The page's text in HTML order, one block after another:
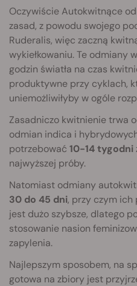
Oczywiście Autokwitnące
zasad, z powodu swojego
Ruderalis, więc zaczną
wykiełkowaniu. Te odmiany
godzin światła na czas
produktywne przy cyklach,
uniemożliwiłyby w ogóle
Zasadniczo kwitnienie trwa
odmian indica i
potrzebować 10-14 tygodni
najwyższej próby.
Natomiast odmiany
30 do 45 dni, przy czym ich
jest dużo szybsze, dlatego
stosowanie nasion
zapylenia.
Najlepszym sposobem, na
gotowa na zbiory jest